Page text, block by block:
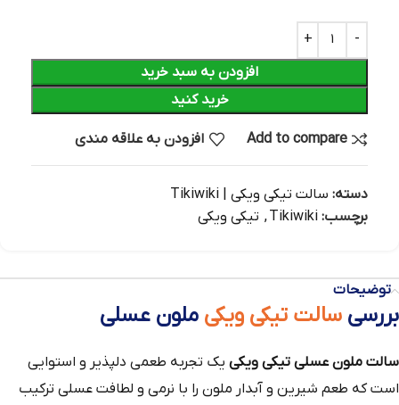
افزودن به سبد خرید
خرید کنید
Add to compare افزودن به علاقه مندی
دسته: سالت تیکی ویکی | Tikiwiki
برچسب: Tikiwiki
, تیکی ویکی
توضیحات
بررسی سالت تیکی ویکی ملون عسلی
سالت ملون عسلی تیکی ویکی یک تجربه طعمی دلپذیر و استوایی
است که طعم شیرین و آبدار ملون را با نرمی و لطافت عسلی ترکیب